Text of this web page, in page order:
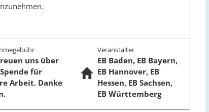
uns über
für
Arbeit. Danke
Veranstalter
EB Baden, EB Bayern,
EB Hannover, EB
Hessen, EB Sachsen,
EB Württemberg